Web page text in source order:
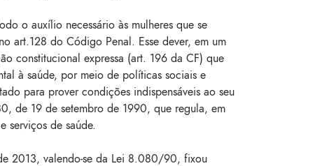
o auxílio necessário às mulheres que se
art.128 do Código Penal. Esse dever, em um
constitucional expressa (art. 196 da CF) que
à saúde, por meio de políticas sociais e
para prover condições indispensáveis ao seu
de 19 de setembro de 1990, que regula, em
serviços de saúde.
2013, valendo-se da Lei 8.080/90, fixou